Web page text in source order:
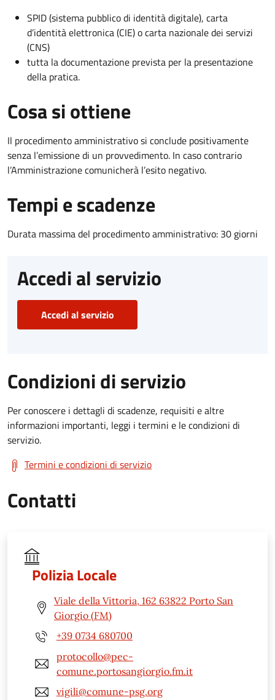
SPID (sistema pubblico di identità digitale), carta
d’identità elettronica (CIE) o carta nazionale dei servizi
(CNS)
tutta la documentazione prevista per la presentazione
della pratica.
Cosa si ottiene
Il procedimento amministrativo si conclude positivamente
senza l’emissione di un provvedimento. In caso contrario
l’Amministrazione comunicherà l’esito negativo.
Tempi e scadenze
Durata massima del procedimento amministrativo: 30 giorni
Accedi al servizio
Accedi al servizio
Condizioni di servizio
Per conoscere i dettagli di scadenze, requisiti e altre
informazioni importanti, leggi i termini e le condizioni di
servizio.
Termini e condizioni di servizio
Contatti
Polizia Locale
Viale della Vittoria, 162 63822 Porto San
Giorgio (FM)
+39 0734 680700
protocollo@pec-
comune.portosangiorgio.fm.it
vigili@comune-psg.org